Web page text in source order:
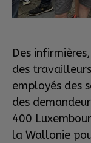
Des
des
employés des
des
400
la Wallonie